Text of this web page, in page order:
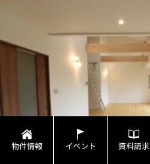
物件情報 イベント 資料請求